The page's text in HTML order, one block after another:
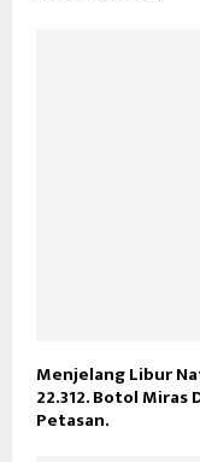
Menjelang Libur
22.312. Botol
Petasan.